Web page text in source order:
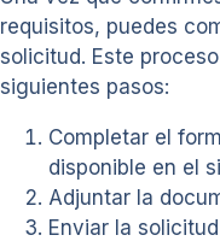
requisitos, puedes
solicitud. Este
siguientes pasos:
Completar el
disponible en el
Adjuntar la
Enviar la